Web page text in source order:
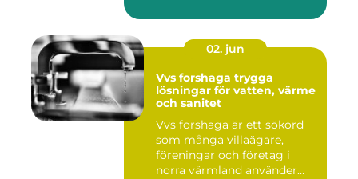
02. jun
Vvs forshaga trygga
lösningar för vatten, värme
och sanitet
Vvs forshaga är ett sökord
som många villaägare,
föreningar och företag i
norra värmland använder